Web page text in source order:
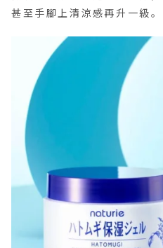
甚至手腳上清涼感再升一級。